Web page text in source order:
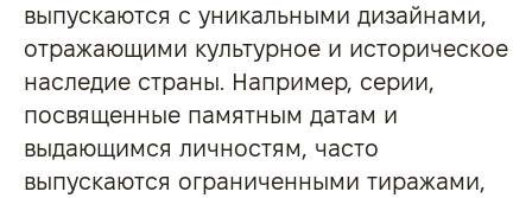
выпускаются с уникальными дизайнами,
отражающими культурное и историческое
наследие страны. Например, серии,
посвященные памятным датам и
выдающимся личностям, часто
выпускаются ограниченными тиражами,